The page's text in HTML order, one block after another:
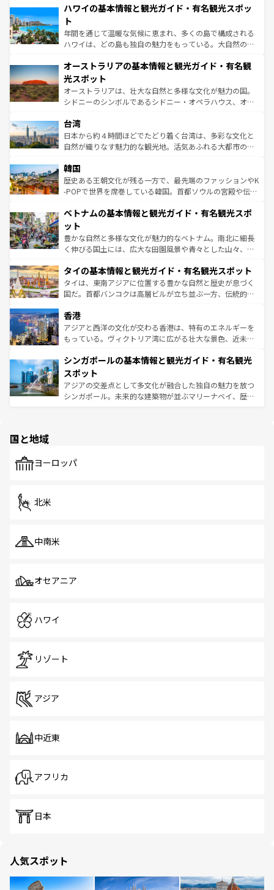
着のスイス情報はコンテンツ一覧を参照してほしい。
のような巨大都市は、観光、ショッピング、エンターテイ
ンメントが詰まった刺激的なスポットだ。一方、アメリカ
西部には大自然が広がり、グランドキャニオンやイエロー
ストーン国立公園といった絶景が堪能できる。さらに、南
文化が魅力。旅行者はアメリカの各地域で異なる魅力を楽
しみながら、その多様性と豊かな歴史を感じることができ
るだろう。車でのロードトリップや列車の旅も、アメリカ
ならではの贅沢な旅のスタイルだ。 なお、新着のアメリカ
情報は コンテンツ一覧 を参照してほしい。
ハワイの基本情報と観光ガイド・有名観光スポッ
ト
年間を通じて温暖な気候に恵まれ、多くの島で構成される
ハワイは、どの島も独自の魅力をもっている。大自然の神
ワイ島は見逃せない。また、定番の観光地といえばオアフ
島だが、静かな自然を求めるならマウイ島やカウアイ島が
おすすめ。エメラルドグリーンに輝く海をはじめ、豊かな
文化や歴史が息づいている。「アロハスピリット」と呼ば
人々、おいしいローカルフードやハワイアンミュージッ
ク、伝統的なフラダンスなど、すべてがハワイの魅力を彩
っている。訪れるたびに新しい発見と感動が待っているハ
はコンテンツ一覧
オーストラリアの基本情報と観光ガイド・有名観
光スポット
オーストラリアは、壮大な自然と多様な文化が魅力の国。
シドニーのシンボルであるシドニー・オペラハウス、オー
リアリーフや大陸中央部にそびえるウルル（エアーズロッ
ク）、タスマニアの美しい原生林やケアンズの熱帯雨林な
ど、見どころがたくさん。また、カフェやワイン、オージ
いる。アクティビティも充実しており、サーフィンやダイ
ビング、ハイキングなど、アウトドア好きにはたまらな
い。オーストラリアの多彩な魅力を存分に味わいつくそ
参照してほしい。
台湾
日本から約４時間ほどでたどり着く台湾は、多彩な文化と
自然が織りなす魅力的な観光地。活気あふれる大都市の台
ン）、静ひつな山岳地帯である台湾東部など、都市の喧騒
と山間の静けさが共存しており、訪れる人に新しい発見と
驚きをもたらしてくれる。また、奥深い台湾の食文化も魅
容にもいいと評判のスイーツなど、バラエティ豊かな料理
照してほしい。
韓国
歴史ある王朝文化が残る一方で、最先端のファッションやK
-POPで世界を席巻している韓国。首都ソウルの宮殿や伝統
き、地方に足を延ばせば四季折々の自然美を楽しむことが
できる。そして、キムチや焼肉、絶品のストリートフード
まで、さまざまな韓国料理が待っている。夜には、韓国な
らではのナイトライフも堪能できる。あたたかいホスピタ
わってみてほしい。 なお、新着の韓国情報はコンテンツ一
覧 を参照してほしい。
ベトナムの基本情報と観光ガイド・有名観光スポ
ット
豊かな自然と多様な文化が魅力的なベトナム。南北に細長
く伸びる国土には、広大な田園風景や青々とした山々、世
急速な発展と共に伝統が息づく。ハノイの古い町並みやホ
ーチミン市のフランス統治時代の建物も、独特の雰囲気を
醸し出している。また、バラエティの豊かさとおいしさで
とつ。フォーやバインミー、ベトナムコーヒーなどは、ぜ
ひ現地で味わいたい。どの地域を訪れてもあたたかい人々
が旅行者を迎えてくれるので、きっと忘れられない旅にな
参照してほしい。
タイの基本情報と観光ガイド・有名観光スポット
タイは、東南アジアに位置する豊かな自然と歴史が息づく
国だ。首都バンコクは高層ビルが立ち並ぶ一方、伝統的な
の活気が交差している。北部ではチェンマイなどの山岳地
帯で自然と触れ合い、南部ではプーケットやクラビの美し
いビーチでリゾート気分を楽しむことができる。タイ料理
激する。気候は一年中温暖で、どの季節にも異なる楽しみ
が待っている。親しみやすいタイの人々、仏教を中心とし
た文化、そして多様な観光資源が、訪れる旅人を魅了し続
ける。 なお、新着のタイ情報はコンテンツ一覧を参照して
香港
アジアと西洋の文化が交わる香港は、特有のエネルギーを
もっている。ヴィクトリア湾に広がる壮大な景色、近未来
み、どこを訪れても感動するはず。観光スポットが密集し
ており、効率よく見どころを回れるのも魅力。息をのむよ
うな絶景から文化的な体験まで、香港を存分に楽しみ尽く
そう。 なお、新着の香港情報はコンテンツ一覧を参照して
シンガポールの基本情報と観光ガイド・有名観光
スポット
アジアの交差点として多文化が融合した独自の魅力を放つ
シンガポール。未来的な建築物が並ぶマリーナベイ、歴史
で、ホーカーズは地元の風情を楽しめる外せないスポット
国と地域
ヨーロッパ
北米
中南米
オセアニア
ハワイ
リゾート
アジア
中近東
アフリカ
日本
人気スポット